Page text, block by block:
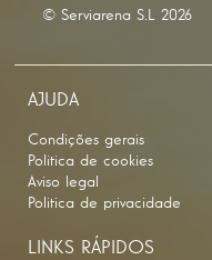
© Serviarena S.L 2026
AJUDA
Condições gerais
Politica de cookies
Aviso legal
Politica de privacidade
LINKS RÁPIDOS